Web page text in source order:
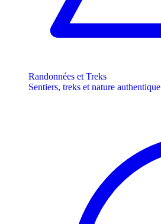
Randonnées et Treks
Sentiers, treks et nature authentique